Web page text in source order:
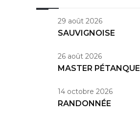
29 août 2026
SAUVIGNOISE
26 août 2026
MASTER PÉTANQUE
14 octobre 2026
RANDONNÉE